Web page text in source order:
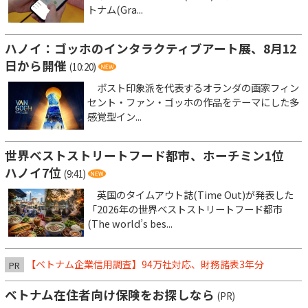
トナム(Gra...
ハノイ：ゴッホのインタラクティブアート展、8月12
日から開催 (10:20)
ポスト印象派を代表するオランダの画家フィン
セント・ファン・ゴッホの作品をテーマにした多
感覚型イン...
世界ベストストリートフード都市、ホーチミン1位
ハノイ7位 (9:41)
英国のタイムアウト誌(Time Out)が発表した
「2026年の世界ベストストリートフード都市
(The world’s bes...
PR 【ベトナム企業信用調査】94万社対応、財務諸表3年分
ベトナム在住者向け保険をお探しなら (PR)